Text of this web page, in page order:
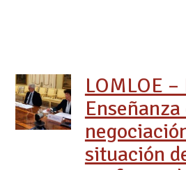
LOMLOE –
situación